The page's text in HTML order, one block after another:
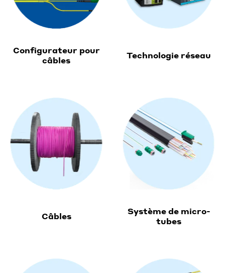
Configurateur pour
câbles
Technologie réseau
Câbles
Système de micro-
tubes